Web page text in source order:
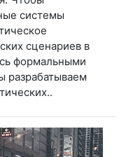
системы
сценариев в
формальными
разрабатываем